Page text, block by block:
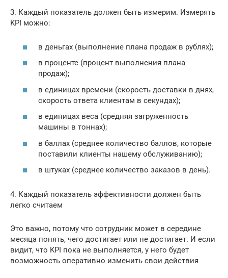
3. Каждый показатель должен быть измерим. Измерять
KPI можно:
в деньгах (выполнение плана продаж в рублях);
в проценте (процент выполнения плана
продаж);
в единицах времени (скорость доставки в днях,
скорость ответа клиентам в секундах);
в единицах веса (средняя загруженность
машины в тоннах);
в баллах (среднее количество баллов, которые
поставили клиенты нашему обслуживанию);
в штуках (среднее количество заказов в день).
4. Каждый показатель эффективности должен быть
легко считаем
Это важно, потому что сотрудник может в середине
месяца понять, чего достигает или не достигает. И если
видит, что KPI пока не выполняется, у него будет
возможность оперативно изменить свои действия